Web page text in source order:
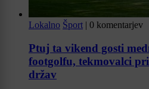
Lokalno Šport | 0 komentarjev
Ptuj ta vikend gosti
footgolfu, tekmovalci
držav